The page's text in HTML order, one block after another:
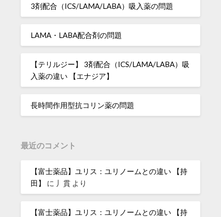
3剤配合（ICS/LAMA/LABA）吸入薬の問題
LAMA・LABA配合剤の問題
【テリルジー】 3剤配合（ICS/LAMA/LABA）吸
入薬の違い 【エナジア】
長時間作用型抗コリン薬の問題
最近のコメント
【富士薬品】ユリス：ユリノームとの違い 【持
田】
に 丿貫 より
【富士薬品】ユリス：ユリノームとの違い 【持